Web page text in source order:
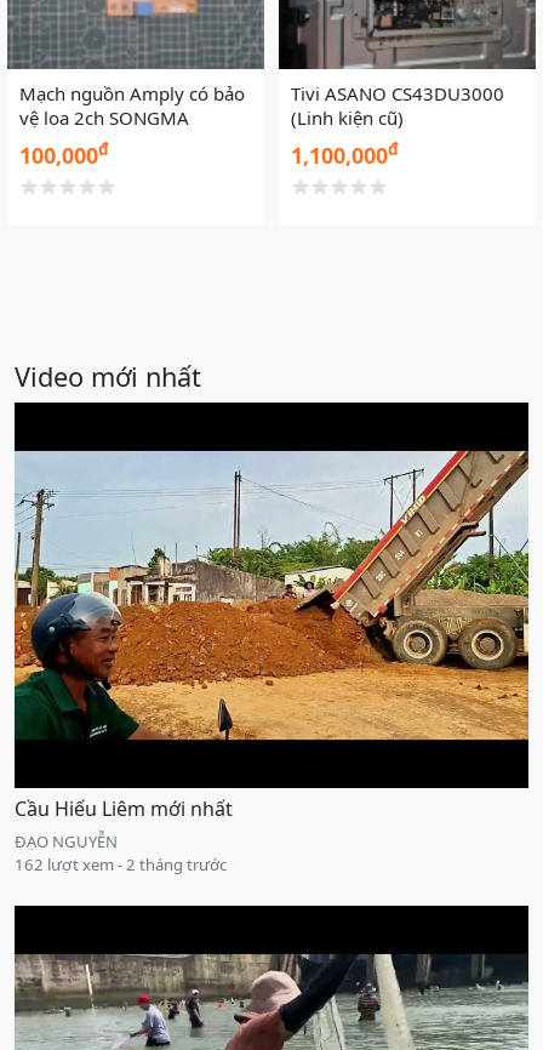
Mạch nguồn Amply có bảo
vệ loa 2ch SONGMA
100,000đ
Tivi ASANO CS43DU3000
(Linh kiện cũ)
1,100,000đ
Video mới nhất
Cầu Hiếu Liêm mới nhất
ĐẠO NGUYỄN
162 lượt xem - 2 tháng trước